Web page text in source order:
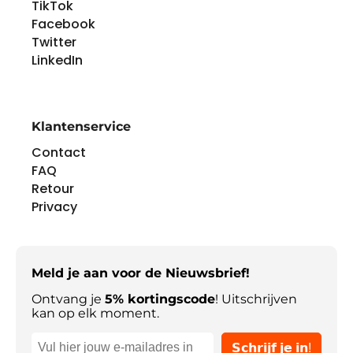
meer informatie, waaronder hoe u
het saldo van uw cadeaubon kunt
bepalen, gaat u naar
www.roblox.com of neemt u contact
TikTok
Facebook
Twitter
LinkedIn
Klantenservice
Contact
FAQ
Retour
Privacy
Meld je aan voor de Nieuwsbrief!
Ontvang je 5% kortingscode! Uitschrijven
kan op elk moment.